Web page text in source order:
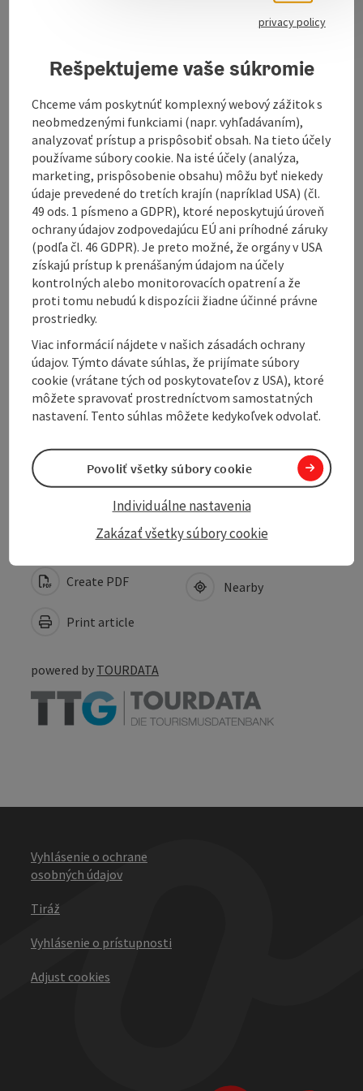
Upper Austria with a wide range of printing activities
and a consistent exhibition programme in the field of
We offer a flexible, wide-ranging and individually
tailored range of printing opportunities, such as
taster days, one-day and weekly courses, offers for
schools, children's holiday courses, artist-in-residence
residencies and exhibition opportunities, and are
always happy to give people interested in intaglio
printing the opportunity to visit our workshop and
take part ...
Display complete description
Contact
Opening hours
Accessibility
Create PDF
Print article
Nearby
powered by TOURDATA
Vyhlásenie o ochrane
osobných údajov
Tiráž
Vyhlásenie o prístupnosti
Adjust cookies
privacy policy
Rešpektujeme vaše súkromie
Chceme vám poskytnúť komplexný webový zážitok s
neobmedzenými funkciami (napr. vyhľadávaním),
analyzovať prístup a prispôsobiť obsah. Na tieto účely
používame súbory cookie. Na isté účely (analýza,
marketing, prispôsobenie obsahu) môžu byť niekedy
údaje prevedené do tretích krajín (napríklad USA) (čl.
49 ods. 1 písmeno a GDPR), ktoré neposkytujú úroveň
ochrany údajov zodpovedajúcu EÚ ani príhodné záruky
(podľa čl. 46 GDPR). Je preto možné, že orgány v USA
získajú prístup k prenášaným údajom na účely
kontrolných alebo monitorovacích opatrení a že
proti tomu nebudú k dispozícii žiadne účinné právne
prostriedky.
Viac informácií nájdete v našich zásadách ochrany
údajov. Týmto dávate súhlas, že prijímate súbory
cookie (vrátane tých od poskytovateľov z USA), ktoré
môžete spravovať prostredníctvom samostatných
nastavení. Tento súhlas môžete kedykoľvek odvolať.
Zakázať všetky súbory cookie
Individuálne nastavenia
Povoliť všetky súbory cookie